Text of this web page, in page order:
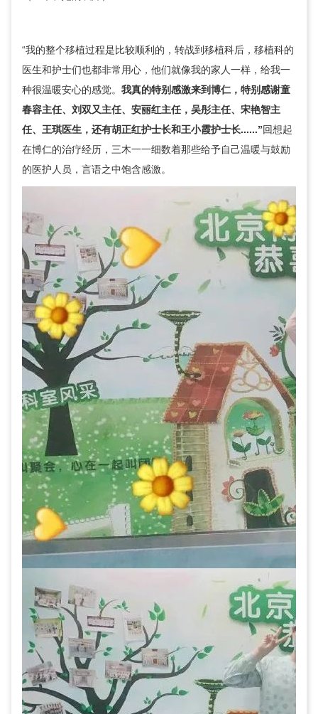
“我的整个移植过程是比较顺利的，转战到移植科后，移植科的
医生和护士们也都非常用心，他们就像我的家人一样，给我一
种很温暖安心的感觉。 我真的特别感激来到博仁，特别感谢童
春容主任、 刘双又主任、 安丽红主任， 吴彤主任、 宋艳智主
任、王琪医生，还有胡正红护士长和王小霞护士长......”回想起
在博仁的治疗经历，三木一一细数着那些给予自己温暖与鼓励
的医护人员，言语之中饱含感激。